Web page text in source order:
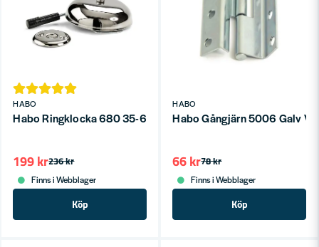
HABO
Habo Ringklocka 680 35-65mm Mäss Förn SB
236 kr
199 kr
Finns i Webblager
Köp
HABO
Habo Gångjärn 5006 Galv
78 kr
66 kr
Finns i Webblager
Köp